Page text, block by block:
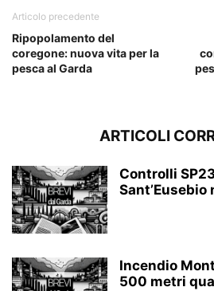
Articolo precedente
Ripopolamento del
coregone: nuova vita per la
pesca al Garda
ARTICOLI
Controlli
Incendio
500 metri